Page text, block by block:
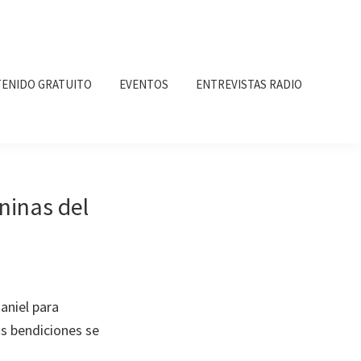
GRATUITO EVENTOS ENTREVISTAS RADIO
del
para
bendiciones se